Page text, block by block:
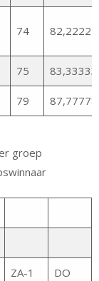
74 82,22222
75 83,33333
79 87,77778
groep
ZA-1 DO